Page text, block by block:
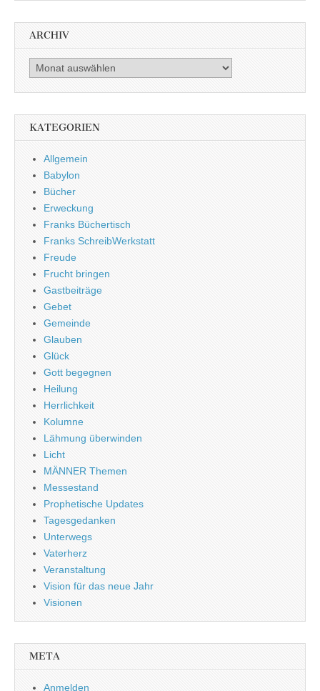
ARCHIV
Archiv
KATEGORIEN
Allgemein
Babylon
Bücher
Erweckung
Franks Büchertisch
Franks SchreibWerkstatt
Freude
Frucht bringen
Gastbeiträge
Gebet
Gemeinde
Glauben
Glück
Gott begegnen
Heilung
Herrlichkeit
Kolumne
Lähmung überwinden
Licht
MÄNNER Themen
Messestand
Prophetische Updates
Tagesgedanken
Unterwegs
Vaterherz
Veranstaltung
Vision für das neue Jahr
Visionen
META
Anmelden